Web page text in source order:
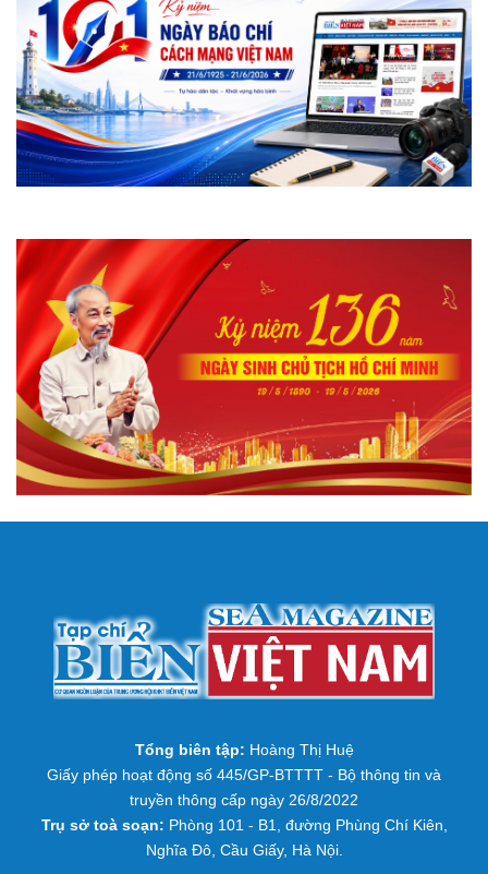
Tổng biên tập: Hoàng Thị Huệ
Giấy phép hoạt động số 445/GP-BTTTT - Bộ thông tin và
truyền thông cấp ngày 26/8/2022
Trụ sở toà soạn: Phòng 101 - B1, đường Phùng Chí Kiên,
Nghĩa Đô, Cầu Giấy, Hà Nội.